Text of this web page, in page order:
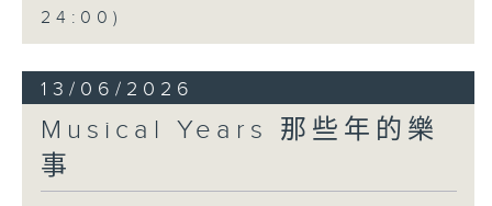
24:00)
13/06/2026
Musical Years 那些年的樂
事